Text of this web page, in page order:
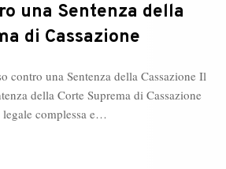
una Sentenza della
di Cassazione
contro una Sentenza della Cassazione Il
della Corte Suprema di Cassazione
legale complessa e…